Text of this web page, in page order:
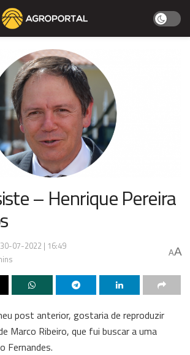
– Henrique Pereira
30-07-2022 | 16:49
AA
post anterior, gostaria de reproduzir
Marco Ribeiro, que fui buscar a uma
Fernandes.